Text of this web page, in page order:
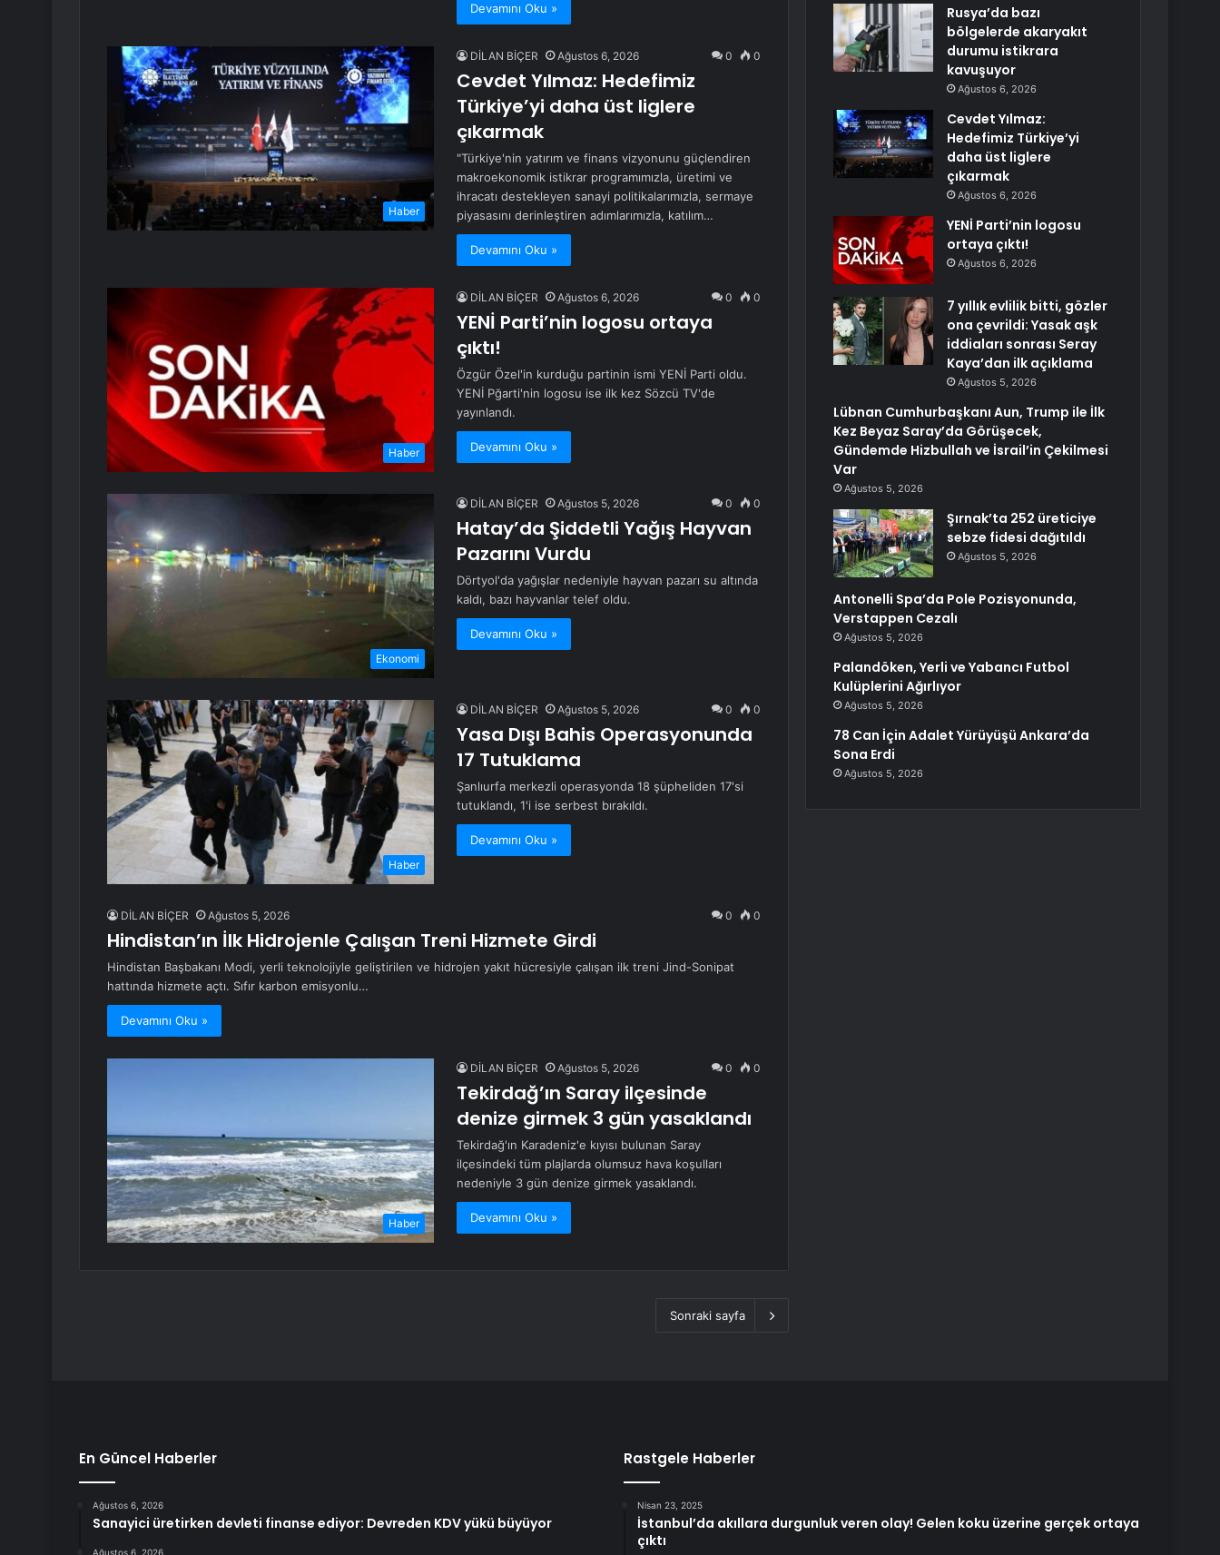
Devamını Oku »
Haber
DİLAN BİÇER Ağustos 6, 2026 0 0
Cevdet Yılmaz: Hedefimiz
Türkiye’yi daha üst liglere
çıkarmak
"Türkiye'nin yatırım ve finans vizyonunu güçlendiren
makroekonomik istikrar programımızla, üretimi ve
ihracatı destekleyen sanayi politikalarımızla, sermaye
piyasasını derinleştiren adımlarımızla, katılım…
Devamını Oku »
Haber
DİLAN BİÇER Ağustos 6, 2026 0 0
YENİ Parti’nin logosu ortaya
çıktı!
Özgür Özel'in kurduğu partinin ismi YENİ Parti oldu.
YENİ Pğarti'nin logosu ise ilk kez Sözcü TV'de
yayınlandı.
Devamını Oku »
Ekonomi
DİLAN BİÇER Ağustos 5, 2026 0 0
Hatay’da Şiddetli Yağış Hayvan
Pazarını Vurdu
Dörtyol'da yağışlar nedeniyle hayvan pazarı su altında
kaldı, bazı hayvanlar telef oldu.
Devamını Oku »
Haber
DİLAN BİÇER Ağustos 5, 2026 0 0
Yasa Dışı Bahis Operasyonunda
17 Tutuklama
Şanlıurfa merkezli operasyonda 18 şüpheliden 17'si
tutuklandı, 1'i ise serbest bırakıldı.
Devamını Oku »
DİLAN BİÇER Ağustos 5, 2026 0 0
Hindistan’ın İlk Hidrojenle Çalışan Treni Hizmete Girdi
Hindistan Başbakanı Modi, yerli teknolojiyle geliştirilen ve hidrojen yakıt hücresiyle çalışan ilk treni Jind-Sonipat
hattında hizmete açtı. Sıfır karbon emisyonlu…
Devamını Oku »
Haber
DİLAN BİÇER Ağustos 5, 2026 0 0
Tekirdağ’ın Saray ilçesinde
denize girmek 3 gün yasaklandı
Tekirdağ'ın Karadeniz'e kıyısı bulunan Saray
ilçesindeki tüm plajlarda olumsuz hava koşulları
nedeniyle 3 gün denize girmek yasaklandı.
Devamını Oku »
Sonraki sayfa
Rusya’da bazı
bölgelerde akaryakıt
durumu istikrara
kavuşuyor
Ağustos 6, 2026
Cevdet Yılmaz:
Hedefimiz Türkiye’yi
daha üst liglere
çıkarmak
Ağustos 6, 2026
YENİ Parti’nin logosu
ortaya çıktı!
Ağustos 6, 2026
7 yıllık evlilik bitti, gözler
ona çevrildi: Yasak aşk
iddiaları sonrası Seray
Kaya’dan ilk açıklama
Ağustos 5, 2026
Lübnan Cumhurbaşkanı Aun, Trump ile İlk
Kez Beyaz Saray’da Görüşecek,
Gündemde Hizbullah ve İsrail’in Çekilmesi
Var
Ağustos 5, 2026
Şırnak’ta 252 üreticiye
sebze fidesi dağıtıldı
Ağustos 5, 2026
Antonelli Spa’da Pole Pozisyonunda,
Verstappen Cezalı
Ağustos 5, 2026
Palandöken, Yerli ve Yabancı Futbol
Kulüplerini Ağırlıyor
Ağustos 5, 2026
78 Can İçin Adalet Yürüyüşü Ankara’da
Sona Erdi
Ağustos 5, 2026
En Güncel Haberler
Ağustos 6, 2026
Sanayici üretirken devleti finanse ediyor: Devreden KDV yükü büyüyor
Ağustos 6, 2026
Rastgele Haberler
Nisan 23, 2025
İstanbul’da akıllara durgunluk veren olay! Gelen koku üzerine gerçek ortaya
çıktı